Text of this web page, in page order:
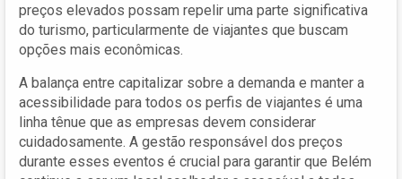
preços elevados possam repelir uma parte significativa
do turismo, particularmente de viajantes que buscam
opções mais econômicas.
A balança entre capitalizar sobre a demanda e manter a
acessibilidade para todos os perfis de viajantes é uma
linha tênue que as empresas devem considerar
cuidadosamente. A gestão responsável dos preços
durante esses eventos é crucial para garantir que Belém